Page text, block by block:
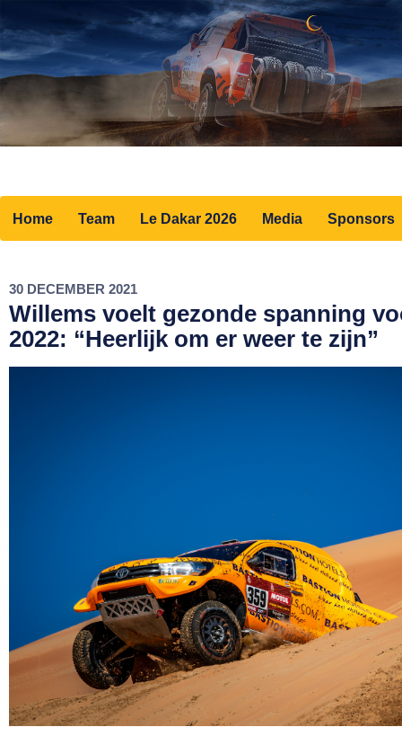
Home Team Le Dakar 2026 Media Sponsors
30 DECEMBER 2021
Willems voelt gezonde spanning
2022: “Heerlijk om er weer te zijn”